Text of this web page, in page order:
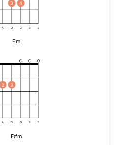
3 4
A D G B E
Em
2 3
A D G B E
F#m